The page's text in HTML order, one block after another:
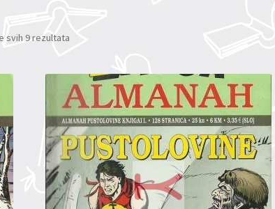
svih 9 rezultata